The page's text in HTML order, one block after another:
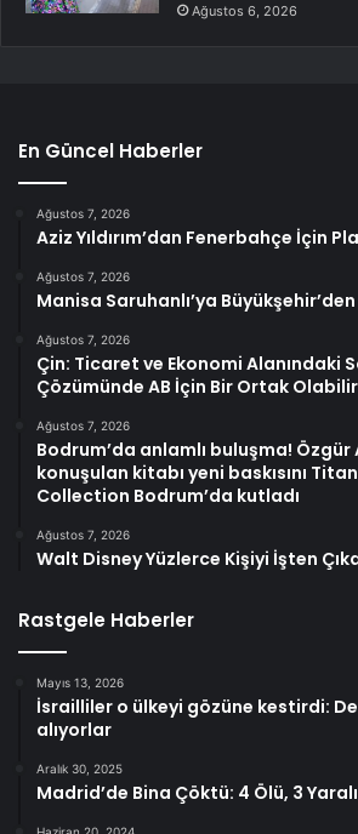
Ağustos 6, 2026
En Güncel Haberler
Ağustos 7, 2026
Aziz Yıldırım’dan Fenerbahçe İçin
Ağustos 7, 2026
Manisa Saruhanlı’ya
Ağustos 7, 2026
Çin: Ticaret ve Ekonomi Alanındaki
Çözümünde AB İçin Bir Ortak
Ağustos 7, 2026
Bodrum’da anlamlı buluşma! Özgür
konuşulan kitabı yeni baskısını
Collection Bodrum’da kutladı
Ağustos 7, 2026
Walt Disney Yüzlerce Kişiyi İşten
Rastgele Haberler
Mayıs 13, 2026
İsrailliler o ülkeyi gözüne kestirdi:
alıyorlar
Aralık 30, 2025
Madrid’de Bina Çöktü: 4 Ölü, 3 Yaralı